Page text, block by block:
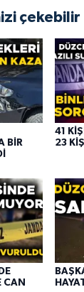
çekebilir
BİR
41
23
CAN